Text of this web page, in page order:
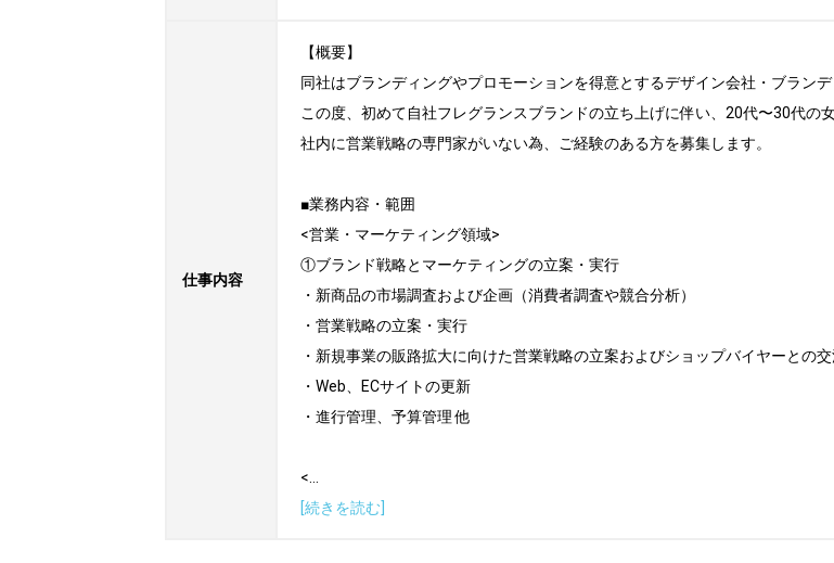
仕事内容
【概要】
同社はブランディングやプロモーションを得意とするデザイン会社・ブランデ
この度、初めて自社フレグランスブランドの立ち上げに伴い、20代〜30代の
社内に営業戦略の専門家がいない為、ご経験のある方を募集します。
■業務内容・範囲
<営業・マーケティング領域>
①ブランド戦略とマーケティングの立案・実行
・新商品の市場調査および企画（消費者調査や競合分析）
・営業戦略の立案・実行
・新規事業の販路拡大に向けた営業戦略の立案およびショップバイヤーとの
・Web、ECサイトの更新
・進行管理、予算管理 他
<...
[続きを読む]